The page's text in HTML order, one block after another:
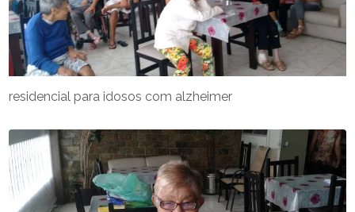
residencial para idosos com alzheimer